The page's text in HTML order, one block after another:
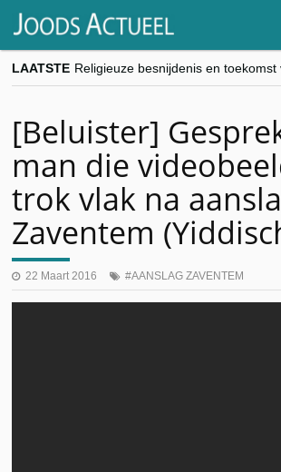
LAATSTE
[Beluister]
man die
trok vlak na
Zaventem
22 Maart 2016 AANSLAG ZAVENTEM